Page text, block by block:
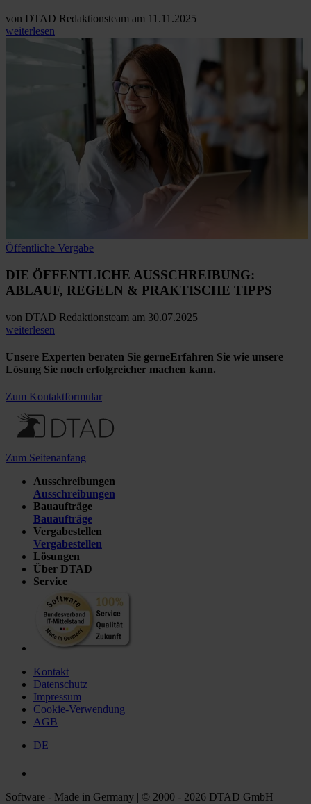
von DTAD Redaktionsteam am 11.11.2025
weiterlesen
Öffentliche Vergabe
DIE ÖFFENTLICHE AUSSCHREIBUNG:
ABLAUF, REGELN & PRAKTISCHE TIPPS
von DTAD Redaktionsteam am 30.07.2025
weiterlesen
Unsere Experten beraten Sie gerneErfahren Sie wie unsere
Lösung Sie noch erfolgreicher machen kann.
Zum Kontaktformular
Zum Seitenanfang
Ausschreibungen
Ausschreibungen
Bauaufträge
Bauaufträge
Vergabestellen
Vergabestellen
Lösungen
Über DTAD
Service
Kontakt
Datenschutz
Impressum
Cookie-Verwendung
AGB
DE
Software - Made in Germany | © 2000 - 2026 DTAD GmbH